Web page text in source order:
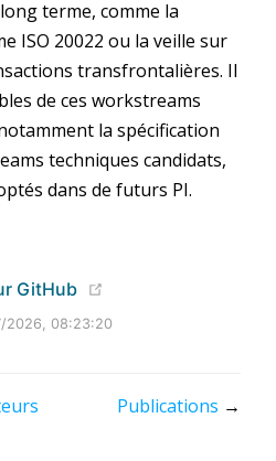
terme, comme la
ISO 20022 ou la veille sur
transfrontalières. Il
de ces workstreams
la spécification
techniques candidats,
dans de futurs PI.
GitHub
2026, 08:23:20
Publications →